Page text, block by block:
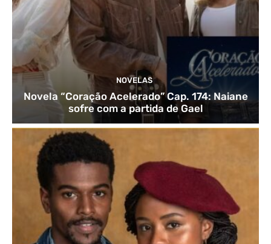
NOVELAS
Novela “Coração Acelerado” Cap. 174: Naiane
sofre com a partida de Gael